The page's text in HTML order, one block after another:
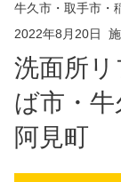
牛久市・取手市・
2022年8月20日
洗面所リ
ば市・牛
阿見町